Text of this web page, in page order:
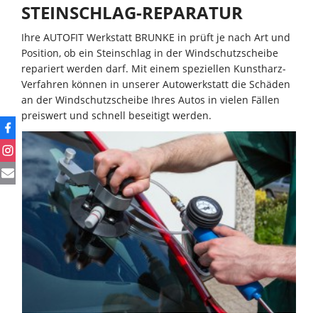
STEINSCHLAG-REPARATUR
Ihre AUTOFIT Werkstatt BRUNKE in prüft je nach Art und
Position, ob ein Steinschlag in der Windschutzscheibe
repariert werden darf. Mit einem speziellen Kunstharz-
Verfahren können in unserer Autowerkstatt die Schäden
an der Windschutzscheibe Ihres Autos in vielen Fällen
preiswert und schnell beseitigt werden.